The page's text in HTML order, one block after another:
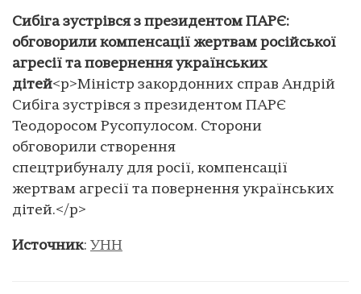
Сибіга зустрівся з президентом ПАРЄ:
обговорили компенсації жертвам російської
агресії та повернення українських
дітей<p>Міністр закордонних справ Андрій
Сибіга зустрівся з президентом ПАРЄ
Теодоросом Русопулосом. Сторони
обговорили створення
спецтрибуналу для росії, компенсації
жертвам агресії та повернення українських
дітей.</p>
Источник: УНН